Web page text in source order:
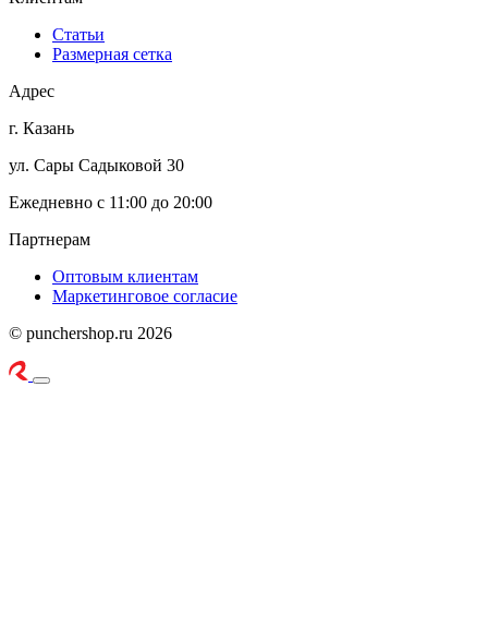
Статьи
Размерная сетка
Адрес
г. Казань
ул. Сары Садыковой 30
Ежедневно с 11:00 до 20:00
Партнерам
Оптовым клиентам
Маркетинговое согласие
© punchershop.ru 2026